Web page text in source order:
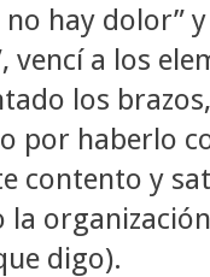
hay dolor”
vencí a los
los
por haberlo
contento y
la
digo).